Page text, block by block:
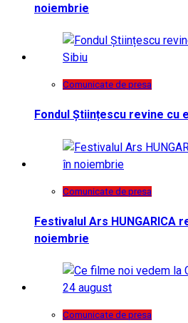
noiembrie
Comunicate de presa
Fondul Științescu revine cu
Comunicate de presa
Festivalul Ars HUNGARICA
noiembrie
Comunicate de presa